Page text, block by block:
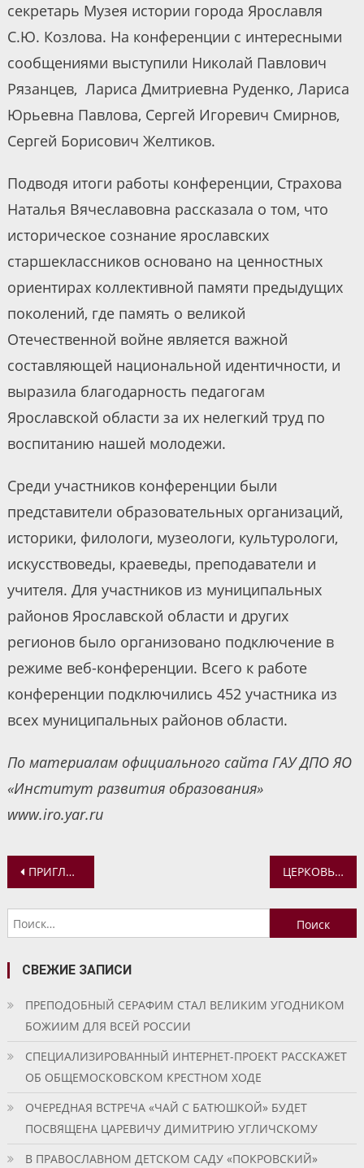
секретарь Музея истории города Ярославля
С.Ю. Козлова. На конференции с интересными
сообщениями выступили Николай Павлович
Рязанцев, Лариса Дмитриевна Руденко, Лариса
Юрьевна Павлова, Сергей Игоревич Смирнов,
Сергей Борисович Желтиков.
Подводя итоги работы конференции, Страхова
Наталья Вячеславовна рассказала о том, что
историческое сознание ярославских
старшеклассников основано на ценностных
ориентирах коллективной памяти предыдущих
поколений, где память о великой
Отечественной войне является важной
составляющей национальной идентичности, и
выразила благодарность педагогам
Ярославской области за их нелегкий труд по
воспитанию нашей молодежи.
Среди участников конференции были
представители образовательных организаций,
историки, филологи, музеологи, культурологи,
искусствоведы, краеведы, преподаватели и
учителя. Для участников из муниципальных
районов Ярославской области и других
регионов было организовано подключение в
режиме веб-конференции. Всего к работе
конференции подключились 452 участника из
всех муниципальных районов области.
По материалам официального сайта ГАУ ДПО ЯО
«Институт развития образования»
www.iro.yar.ru
Навигация
по
записям
ПРИГЛАШАЕМ ПРИНЯТЬ УЧАСТИЕ В ВЕБИНАРЕ «ЛЕТНЯЯ РАБОТА С ДЕТЬМИ НА ПРИХОДЕ. ПРОБЛЕМЫ И ВОЗМОЖНОСТИ В НОВЫХ УСЛОВИЯХ» ЦЕРКОВЬ ОБРАЩАЕТСЯ С ПРИЗЫВОМ К ПЕРЕБОЛЕВШИМ КОРОНАВИРУСОМ СДАВАТЬ КРОВЬ ДЛЯ ЛЕЧЕНИЯ ЕЩЕ НЕ ВЫЗДОРОВЕВШИХ ПАЦИЕНТОВ
Найти:
СВЕЖИЕ ЗАПИСИ
ПРЕПОДОБНЫЙ СЕРАФИМ СТАЛ ВЕЛИКИМ УГОДНИКОМ
БОЖИИМ ДЛЯ ВСЕЙ РОССИИ
СПЕЦИАЛИЗИРОВАННЫЙ ИНТЕРНЕТ-ПРОЕКТ РАССКАЖЕТ
ОБ ОБЩЕМОСКОВСКОМ КРЕСТНОМ ХОДЕ
ОЧЕРЕДНАЯ ВСТРЕЧА «ЧАЙ С БАТЮШКОЙ» БУДЕТ
ПОСВЯЩЕНА ЦАРЕВИЧУ ДИМИТРИЮ УГЛИЧСКОМУ
В ПРАВОСЛАВНОМ ДЕТСКОМ САДУ «ПОКРОВСКИЙ»